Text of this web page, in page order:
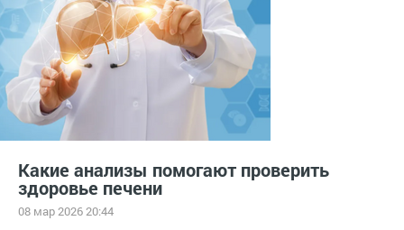
Какие анализы помогают проверить
здоровье печени
08 мар 2026 20:44